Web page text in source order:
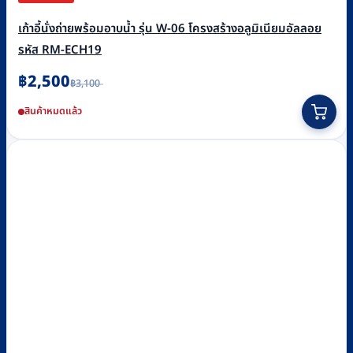
เก้าอี้นั่งถ่ายพร้อมอาบน้ำ รุ่น W-06 โครงสร้างอลูมิเนียมอัลลอย
รหัส RM-ECH19
฿3,100
Original
price
was:
฿3,100.
฿2,500
Current
price
is:
฿2,500.
สินค้าหมดแล้ว